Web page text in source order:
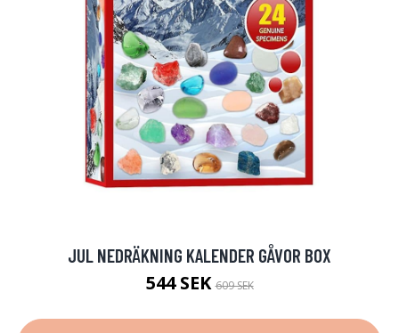
JUL NEDRÄKNING KALENDER GÅVOR BOX
544 SEK609 SEK